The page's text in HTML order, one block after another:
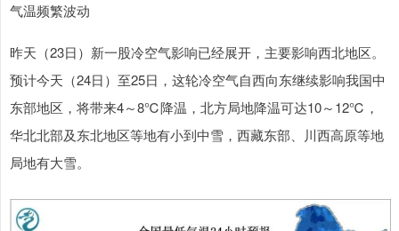
气温频繁波动
昨天（23日）新一股冷空气影响已经展开，主要影响西北地区。
预计今天（24日）至25日，这轮冷空气自西向东继续影响我国中
东部地区，将带来4～8℃降温，北方局地降温可达10～12℃，
华北北部及东北地区等地有小到中雪，西藏东部、川西高原等地
局地有大雪。